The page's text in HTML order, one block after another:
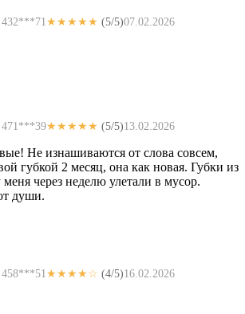
432***71 ★★★★★ (5/5)07.02.2026
471***39★★★★★ (5/5)13.02.2026
Не изнашиваются от слова совсем,
губкой 2 месяц, она как новая. Губки из
меня через неделю улетали в мусор.
души.
458***51 ★★★★☆ (4/5)16.02.2026